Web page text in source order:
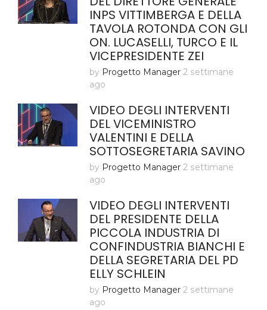
INPS VITTIMBERGA E DELLA
TAVOLA ROTONDA CON GLI
ON. LUCASELLI, TURCO E IL
VICEPRESIDENTE ZEI
by Progetto Manager 2 settimane
ago
VIDEO DEGLI INTERVENTI
DEL VICEMINISTRO
VALENTINI E DELLA
SOTTOSEGRETARIA SAVINO
by Progetto Manager 2 settimane
ago
VIDEO DEGLI INTERVENTI
DEL PRESIDENTE DELLA
PICCOLA INDUSTRIA DI
CONFINDUSTRIA BIANCHI E
DELLA SEGRETARIA DEL PD
ELLY SCHLEIN
by Progetto Manager 2 settimane
ago